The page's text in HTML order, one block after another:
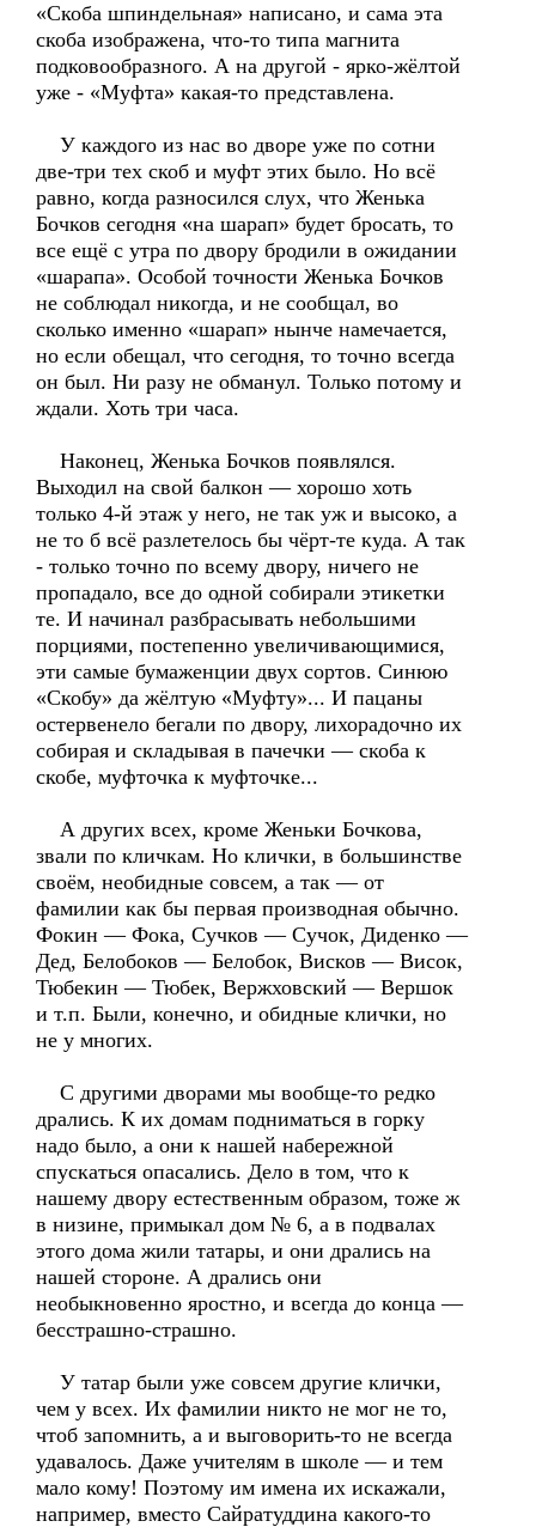
«Скоба шпиндельная» написано, и сама эта
скоба изображена, что-то типа магнита
подковообразного. А на другой - ярко-жёлтой
уже - «Муфта» какая-то представлена.
У каждого из нас во дворе уже по сотни
две-три тех скоб и муфт этих было. Но всё
равно, когда разносился слух, что Женька
Бочков сегодня «на шарап» будет бросать, то
все ещё с утра по двору бродили в ожидании
«шарапа». Особой точности Женька Бочков
не соблюдал никогда, и не сообщал, во
сколько именно «шарап» нынче намечается,
но если обещал, что сегодня, то точно всегда
он был. Ни разу не обманул. Только потому и
ждали. Хоть три часа.
Наконец, Женька Бочков появлялся.
Выходил на свой балкон — хорошо хоть
только 4-й этаж у него, не так уж и высоко, а
не то б всё разлетелось бы чёрт-те куда. А так
- только точно по всему двору, ничего не
пропадало, все до одной собирали этикетки
те. И начинал разбрасывать небольшими
порциями, постепенно увеличивающимися,
эти самые бумаженции двух сортов. Синюю
«Скобу» да жёлтую «Муфту»... И пацаны
остервенело бегали по двору, лихорадочно их
собирая и складывая в пачечки — скоба к
скобе, муфточка к муфточке...
А других всех, кроме Женьки Бочкова,
звали по кличкам. Но клички, в большинстве
своём, необидные совсем, а так — от
фамилии как бы первая производная обычно.
Фокин — Фока, Сучков — Сучок, Диденко —
Дед, Белобоков — Белобок, Висков — Висок,
Тюбекин — Тюбек, Вержховский — Вершок
и т.п. Были, конечно, и обидные клички, но
не у многих.
С другими дворами мы вообще-то редко
дрались. К их домам подниматься в горку
надо было, а они к нашей набережной
спускаться опасались. Дело в том, что к
нашему двору естественным образом, тоже ж
в низине, примыкал дом № 6, а в подвалах
этого дома жили татары, и они дрались на
нашей стороне. А дрались они
необыкновенно яростно, и всегда до конца —
бесстрашно-страшно.
У татар были уже совсем другие клички,
чем у всех. Их фамилии никто не мог не то,
чтоб запомнить, а и выговорить-то не всегда
удавалось. Даже учителям в школе — и тем
мало кому! Поэтому им имена их искажали,
например, вместо Сайратуддина какого-то